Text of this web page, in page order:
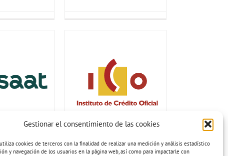
Gestionar el consentimiento de las cookies
utiliza cookies de terceros con la finalidad de realizar una medición y análisis estadístico
y navegación de los usuarios en la página web, así como para impactarle con